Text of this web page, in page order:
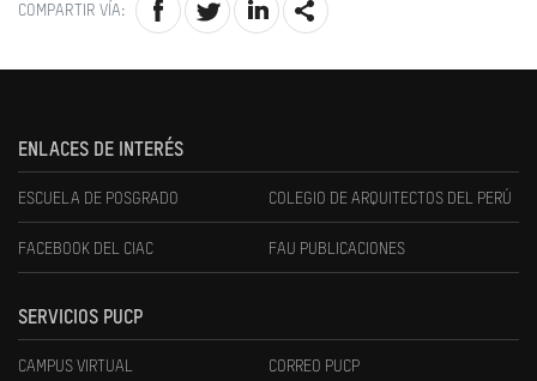
COMPARTIR VÍA:
ENLACES DE INTERÉS
ESCUELA DE POSGRADO COLEGIO DE ARQUITECTOS DEL PERÚ
FACEBOOK DEL CIAC FAU PUBLICACIONES
SERVICIOS PUCP
CAMPUS VIRTUAL CORREO PUCP